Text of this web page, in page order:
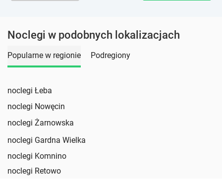
Noclegi w podobnych lokalizacjach
Popularne w regionie Podregiony
noclegi Łeba
noclegi Nowęcin
noclegi Żarnowska
noclegi Gardna Wielka
noclegi Komnino
noclegi Retowo